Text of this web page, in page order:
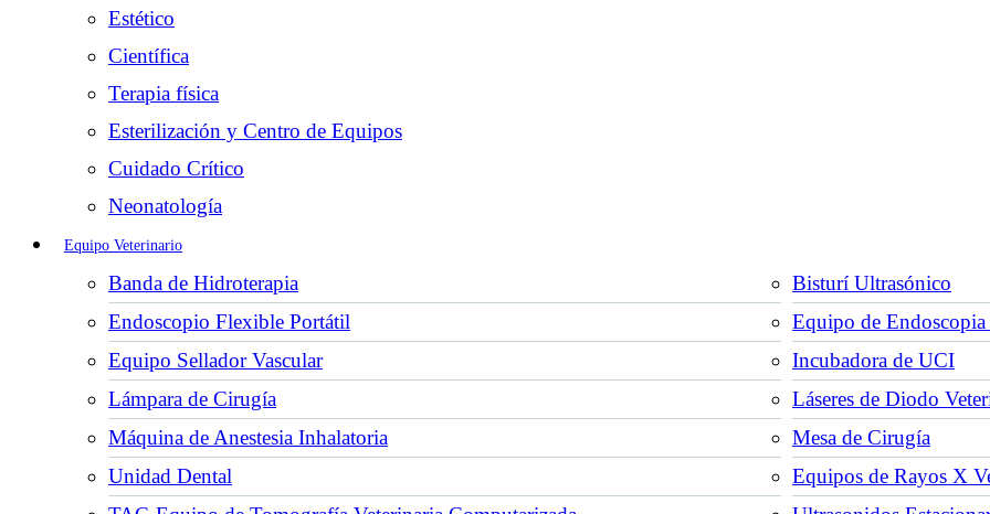
Estético
Científica
Terapia física
Esterilización y Centro de Equipos
Cuidado Crítico
Neonatología
Equipo Veterinario
Banda de Hidroterapia
Bisturí Ultrasónico
Endoscopio Flexible Portátil
Equipo de
Equipo Sellador Vascular
Incubadora de UCI
Lámpara de Cirugía
Láseres de Diodo
Máquina de Anestesia Inhalatoria
Mesa de Cirugía
Unidad Dental
Equipos de Rayos X